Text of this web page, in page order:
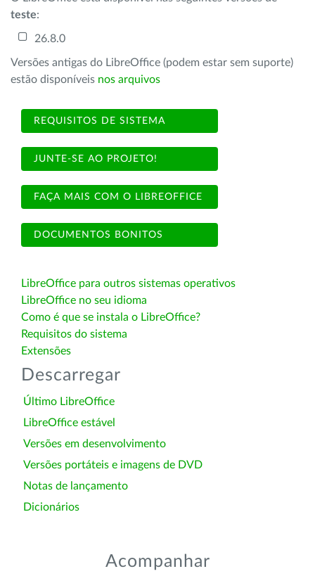
teste:
26.8.0
Versões antigas do LibreOffice (podem estar sem suporte)
estão disponíveis nos arquivos
REQUISITOS DE SISTEMA
JUNTE-SE AO PROJETO!
FAÇA MAIS COM O LIBREOFFICE
DOCUMENTOS BONITOS
LibreOffice para outros sistemas operativos
LibreOffice no seu idioma
Como é que se instala o LibreOffice?
Requisitos do sistema
Extensões
Descarregar
Último LibreOffice
LibreOffice estável
Versões em desenvolvimento
Versões portáteis e imagens de DVD
Notas de lançamento
Dicionários
Acompanhar